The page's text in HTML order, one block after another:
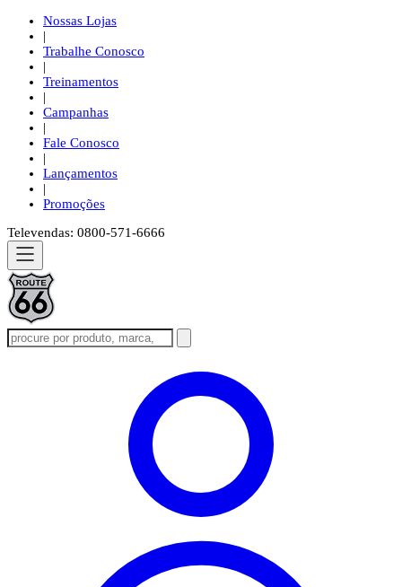
Nossas Lojas
|
Trabalhe Conosco
|
Treinamentos
|
Campanhas
|
Fale Conosco
|
Lançamentos
|
Promoções
Televendas: 0800-571-6666